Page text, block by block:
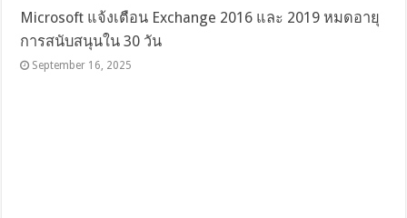
Microsoft แจ้งเตือน Exchange 2016 และ 2019 หมดอายุ
การสนับสนุนใน 30 วัน
September 16, 2025